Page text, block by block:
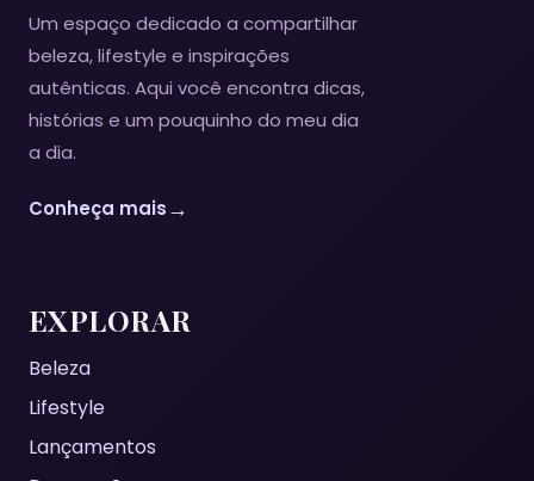
Um espaço dedicado a compartilhar
beleza, lifestyle e inspirações
autênticas. Aqui você encontra dicas,
histórias e um pouquinho do meu dia
a dia.
Conheça mais→
EXPLORAR
Beleza
Lifestyle
Lançamentos